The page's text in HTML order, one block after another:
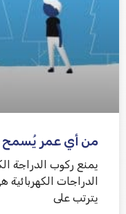
من أي عمر يُسمح
الدراجات
يترتب على